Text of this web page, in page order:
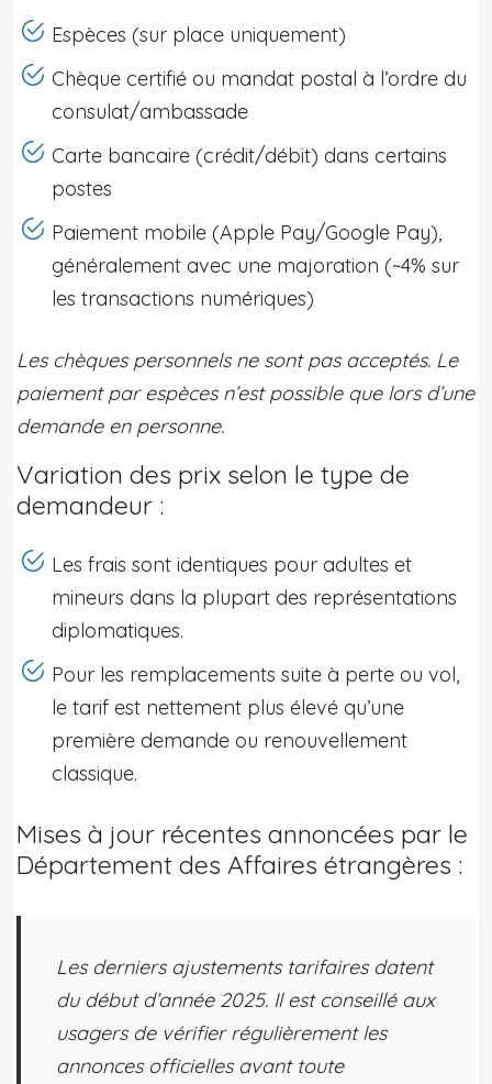
Espèces (sur place uniquement)
Chèque certifié ou mandat postal à l’ordre du
consulat/ambassade
Carte bancaire (crédit/débit) dans certains
postes
Paiement mobile (Apple Pay/Google Pay),
généralement avec une majoration (~4% sur
les transactions numériques)
Les chèques personnels ne sont pas acceptés. Le
paiement par espèces n’est possible que lors d’une
demande en personne.
Variation des prix selon le type de
demandeur :
Les frais sont identiques pour adultes et
mineurs dans la plupart des représentations
diplomatiques.
Pour les remplacements suite à perte ou vol,
le tarif est nettement plus élevé qu’une
première demande ou renouvellement
classique.
Mises à jour récentes annoncées par le
Département des Affaires étrangères :
Les derniers ajustements tarifaires datent
du début d’année 2025. Il est conseillé aux
usagers de vérifier régulièrement les
annonces officielles avant toute